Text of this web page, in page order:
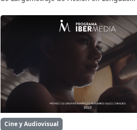
Cine y Audiovisual